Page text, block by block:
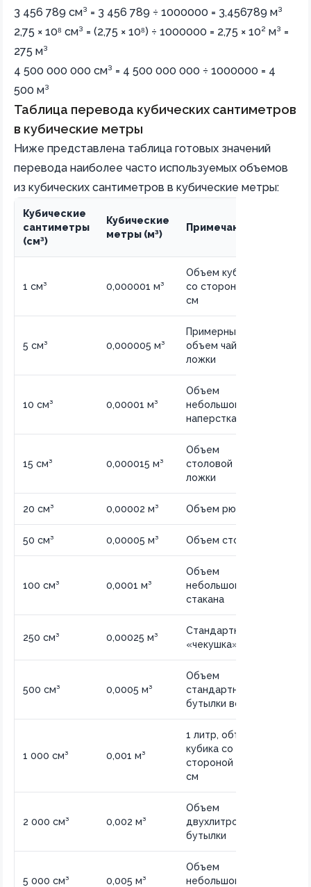
3 456 789 см³ = 3 456 789 ÷ 1000000 = 3,456789 м³
2,75 × 10⁸ см³ = (2,75 × 10⁸) ÷ 1000000 = 2,75 × 10² м³ =
275 м³
4 500 000 000 см³ = 4 500 000 000 ÷ 1000000 = 4
500 м³
Таблица перевода кубических сантиметров
в кубические метры
Ниже представлена таблица готовых значений
перевода наиболее часто используемых объемов
из кубических сантиметров в кубические метры:
Кубические
сантиметры
(см³)
Кубические
метры (м³)
Примечание
1 см³ 0,000001 м³
Объем кубика
со стороной 1
см
5 см³ 0,000005 м³
Примерный
объем чайной
ложки
10 см³ 0,00001 м³
Объем
небольшого
наперстка
15 см³ 0,000015 м³
Объем
столовой
ложки
20 см³ 0,00002 м³ Объем рюмки
50 см³ 0,00005 м³ Объем стопки
100 см³ 0,0001 м³
Объем
небольшого
стакана
250 см³ 0,00025 м³
Стандартная
«чекушка»
500 см³ 0,0005 м³
Объем
стандартной
бутылки воды
1 000 см³ 0,001 м³
1 литр, объем
кубика со
стороной 10
см
2 000 см³ 0,002 м³
Объем
двухлитровой
бутылки
5 000 см³ 0,005 м³
Объем
небольшого